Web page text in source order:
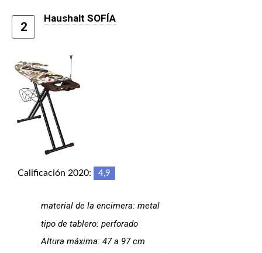
2
Haushalt SOFÍA
Calificación 2020: 4,9
material de la encimera: metal
tipo de tablero: perforado
Altura máxima: 47 a 97 cm